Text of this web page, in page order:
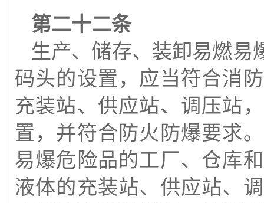
第二十二条
生产、储存、装卸易燃易
码头的设置，应当符合消
充装站、供应站、调压站
置，并符合防火防爆要求
易爆危险品的工厂、仓库
液体的充装站、供应站、